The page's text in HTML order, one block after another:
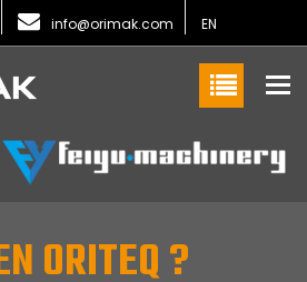
info@orimak.com EN
ORITEQ ?